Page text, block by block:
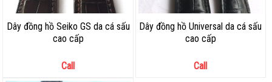
Dây đồng hồ Seiko GS da cá sấu
cao cấp
Call
Dây đồng hồ Universal da cá sấu
cao cấp
Call